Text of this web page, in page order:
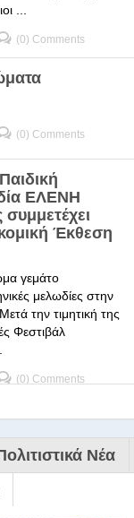
...
(0) Comments
(0) Comments
ΕΛΕΝΗ
Έκθεση
γεμάτο
μελωδίες στην
την τιμητική της
Φεστιβάλ
(0) Comments
Νέα